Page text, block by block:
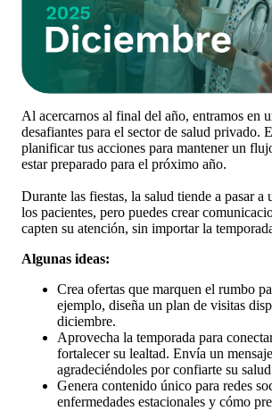
Al acercarnos al final del año, entramos en
desafiantes para el sector de salud privado.
planificar tus acciones para mantener un
estar preparado para el próximo año.
Durante las fiestas, la salud tiende a pasar a
los pacientes, pero puedes crear
capten su atención, sin importar la
Algunas ideas:
Crea ofertas que marquen el rumbo
ejemplo, diseña un plan de visitas
diciembre.
Aprovecha la temporada para
fortalecer su lealtad. Envía un
agradeciéndoles por confiarte su
Genera contenido único para redes
enfermedades estacionales y cómo